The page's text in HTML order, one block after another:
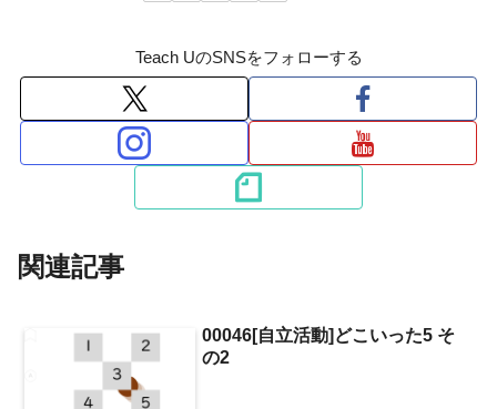
Teach UのSNSをフォローする
関連記事
00046[自立活動]どこいった5 そ
の2